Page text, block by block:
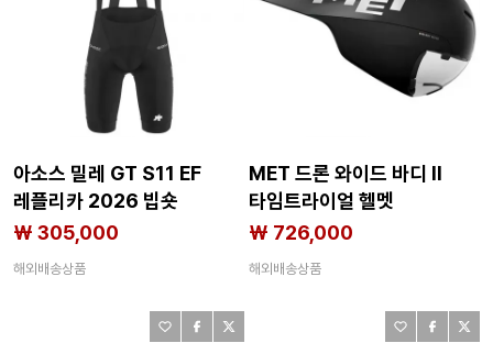
아소스 밀레 GT S11 EF
레플리카 2026 빕숏
3142745198
₩ 305,000
해외배송상품
MET 드론 와이드 바디 II
타임트라이얼 헬멧
3142227709
₩ 726,000
해외배송상품